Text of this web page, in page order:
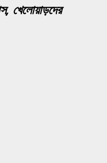
খেলোয়াড়দের